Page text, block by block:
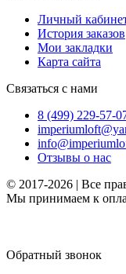
Личный
История заказов
Мои закладки
Карта сайта
Связаться с нами
8 (499) 229-57-
Отзывы о нас
© 2017-2026 | Все
Мы принимаем к
Обратный звонок